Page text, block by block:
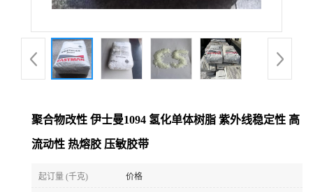
聚合物改性 伊士曼1094 氢化单体树脂 紫外线稳定性 高
流动性 热熔胶 压敏胶带
起订量 (千克) 价格